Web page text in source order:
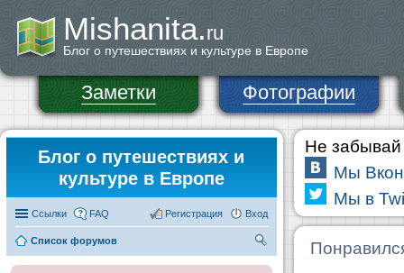
Mishanita.ru
Блог о путешествиях и культуре в Европе
Заметки Фотографии
Блог о путешествиях и
культуре в Европе
Ссылки FAQ Вход
Регистрация
Список форумов
Не забывай
Мы
Мы в